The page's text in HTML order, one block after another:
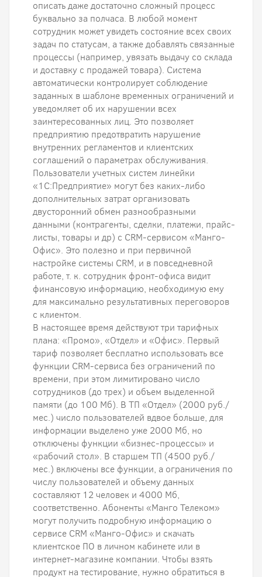
описать даже достаточно сложный процесс
буквально за полчаса. В любой момент
сотрудник может увидеть состояние всех своих
задач по статусам, а также добавлять связанные
процессы (например, увязать выдачу со склада
и доставку с продажей товара). Система
автоматически контролирует соблюдение
заданных в шаблоне временных ограничений и
уведомляет об их нарушении всех
заинтересованных лиц. Это позволяет
предприятию предотвратить нарушение
внутренних регламентов и клиентских
соглашений о параметрах обслуживания.
Пользователи учетных систем линейки
«1С:Предприятие» могут без каких-либо
дополнительных затрат организовать
двусторонний обмен разнообразными
данными (контрагенты, сделки, платежи, прайс-
листы, товары и др) с CRM-сервисом «Манго-
Офис». Это полезно и при первичной
настройке системы CRM, и в повседневной
работе, т. к. сотрудник фронт-офиса видит
финансовую информацию, необходимую ему
для максимально результативных переговоров
с клиентом.
В настоящее время действуют три тарифных
плана: «Промо», «Отдел» и «Офис». Первый
тариф позволяет бесплатно использовать все
функции CRM-сервиса без ограничений по
времени, при этом лимитировано число
сотрудников (до трех) и объем выделенной
памяти (до 100 Мб). В ТП «Отдел» (2000 руб./
мес.) число пользователей вдвое больше, для
информации выделено уже 2000 Мб, но
отключены функции «бизнес-процессы» и
«рабочий стол». В старшем ТП (4500 руб./
мес.) включены все функции, а ограничения по
числу пользователей и объему данных
составляют 12 человек и 4000 Мб,
соответственно. Абоненты «Манго Телеком»
могут получить подробную информацию о
сервисе CRM «Манго-Офис» и скачать
клиентское ПО в личном кабинете или в
интернет-магазине компании. Чтобы взять
продукт на тестирование, нужно обратиться в